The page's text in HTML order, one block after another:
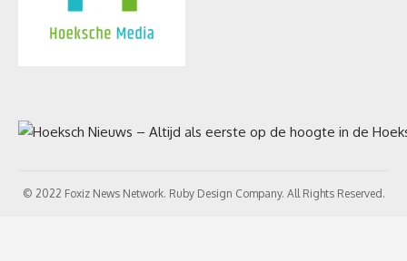
© 2022 Foxiz News Network. Ruby Design Company. All Rights Reserved.